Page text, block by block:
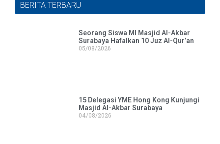
BERITA TERBARU
Seorang Siswa MI Masjid Al-Akbar
Surabaya Hafalkan 10 Juz Al-Qur’an
05/08/2026
15 Delegasi YME Hong Kong Kunjungi
Masjid Al-Akbar Surabaya
04/08/2026